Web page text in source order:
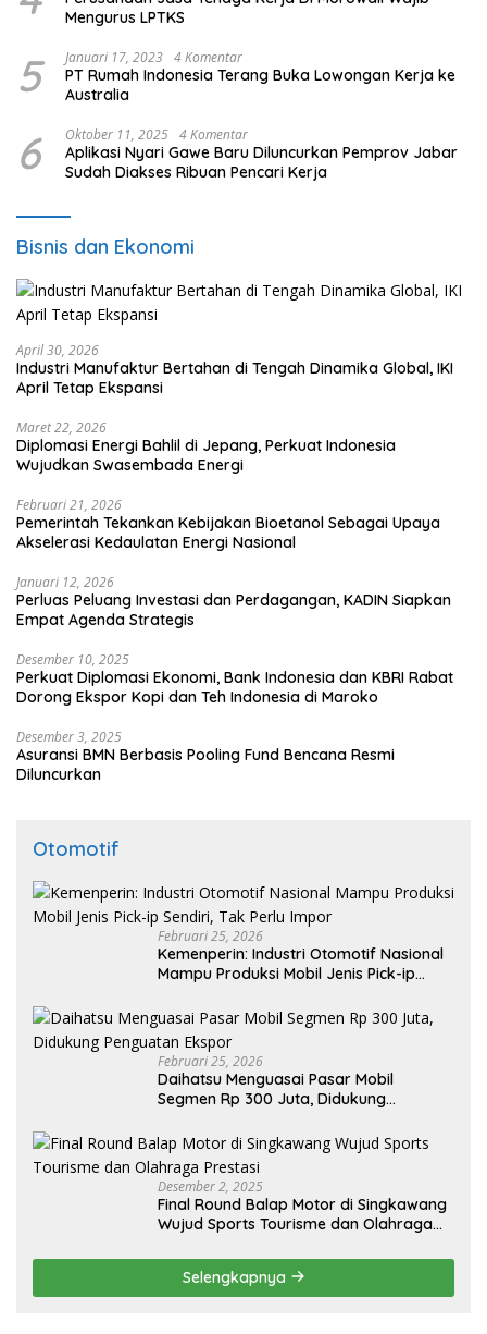
Mengurus LPTKS
5 Januari 17, 2023 4 Komentar
PT Rumah Indonesia Terang Buka Lowongan Kerja ke
Australia
6 Oktober 11, 2025 4 Komentar
Aplikasi Nyari Gawe Baru Diluncurkan Pemprov Jabar
Sudah Diakses Ribuan Pencari Kerja
Bisnis dan Ekonomi
April 30, 2026
Industri Manufaktur Bertahan di Tengah Dinamika Global, IKI
April Tetap Ekspansi
Maret 22, 2026
Diplomasi Energi Bahlil di Jepang, Perkuat Indonesia
Wujudkan Swasembada Energi
Februari 21, 2026
Pemerintah Tekankan Kebijakan Bioetanol Sebagai Upaya
Akselerasi Kedaulatan Energi Nasional
Januari 12, 2026
Perluas Peluang Investasi dan Perdagangan, KADIN Siapkan
Empat Agenda Strategis
Desember 10, 2025
Perkuat Diplomasi Ekonomi, Bank Indonesia dan KBRI Rabat
Dorong Ekspor Kopi dan Teh Indonesia di Maroko
Desember 3, 2025
Asuransi BMN Berbasis Pooling Fund Bencana Resmi
Diluncurkan
Otomotif
Februari 25, 2026
Kemenperin: Industri Otomotif Nasional
Mampu Produksi Mobil Jenis Pick-ip
Februari 25, 2026
Daihatsu Menguasai Pasar Mobil
Segmen Rp 300 Juta, Didukung
Desember 2, 2025
Final Round Balap Motor di Singkawang
Wujud Sports Tourisme dan Olahraga
Selengkapnya